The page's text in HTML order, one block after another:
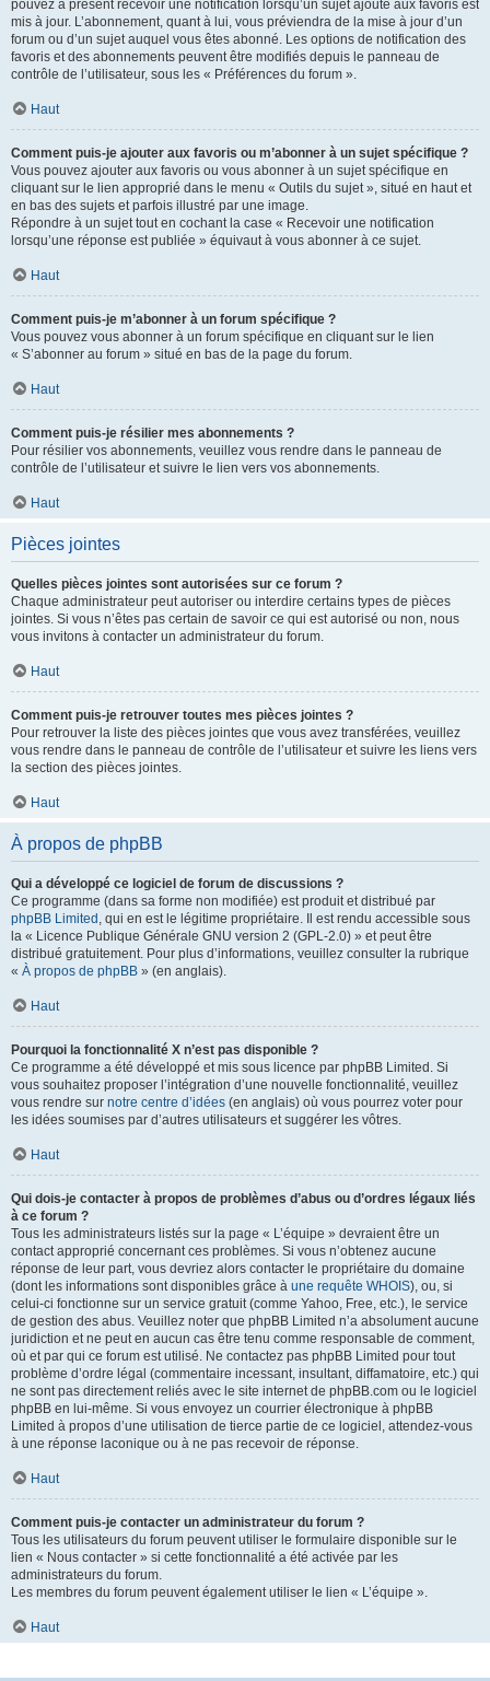
pouvez à présent recevoir une notification lorsqu’un sujet ajouté aux favoris est
mis à jour. L’abonnement, quant à lui, vous préviendra de la mise à jour d’un
forum ou d’un sujet auquel vous êtes abonné. Les options de notification des
favoris et des abonnements peuvent être modifiés depuis le panneau de
contrôle de l’utilisateur, sous les « Préférences du forum ».
Haut
Comment puis-je ajouter aux favoris ou m’abonner à un sujet spécifique ?
Vous pouvez ajouter aux favoris ou vous abonner à un sujet spécifique en
cliquant sur le lien approprié dans le menu « Outils du sujet », situé en haut et
en bas des sujets et parfois illustré par une image.
Répondre à un sujet tout en cochant la case « Recevoir une notification
lorsqu’une réponse est publiée » équivaut à vous abonner à ce sujet.
Haut
Comment puis-je m’abonner à un forum spécifique ?
Vous pouvez vous abonner à un forum spécifique en cliquant sur le lien
« S’abonner au forum » situé en bas de la page du forum.
Haut
Comment puis-je résilier mes abonnements ?
Pour résilier vos abonnements, veuillez vous rendre dans le panneau de
contrôle de l’utilisateur et suivre le lien vers vos abonnements.
Haut
Pièces jointes
Quelles pièces jointes sont autorisées sur ce forum ?
Chaque administrateur peut autoriser ou interdire certains types de pièces
jointes. Si vous n’êtes pas certain de savoir ce qui est autorisé ou non, nous
vous invitons à contacter un administrateur du forum.
Haut
Comment puis-je retrouver toutes mes pièces jointes ?
Pour retrouver la liste des pièces jointes que vous avez transférées, veuillez
vous rendre dans le panneau de contrôle de l’utilisateur et suivre les liens vers
la section des pièces jointes.
Haut
À propos de phpBB
Qui a développé ce logiciel de forum de discussions ?
Ce programme (dans sa forme non modifiée) est produit et distribué par
phpBB Limited , qui en est le légitime propriétaire. Il est rendu accessible sous
la « Licence Publique Générale GNU version 2 (GPL-2.0) » et peut être
distribué gratuitement. Pour plus d’informations, veuillez consulter la rubrique
« À propos de phpBB » (en anglais).
Haut
Pourquoi la fonctionnalité X n’est pas disponible ?
Ce programme a été développé et mis sous licence par phpBB Limited. Si
vous souhaitez proposer l’intégration d’une nouvelle fonctionnalité, veuillez
vous rendre sur notre centre d’idées (en anglais) où vous pourrez voter pour
les idées soumises par d’autres utilisateurs et suggérer les vôtres.
Haut
Qui dois-je contacter à propos de problèmes d’abus ou d’ordres légaux liés
à ce forum ?
Tous les administrateurs listés sur la page « L’équipe » devraient être un
contact approprié concernant ces problèmes. Si vous n’obtenez aucune
réponse de leur part, vous devriez alors contacter le propriétaire du domaine
(dont les informations sont disponibles grâce à une requête WHOIS), ou, si
celui-ci fonctionne sur un service gratuit (comme Yahoo, Free, etc.), le service
de gestion des abus. Veuillez noter que phpBB Limited n’a absolument aucune
juridiction et ne peut en aucun cas être tenu comme responsable de comment,
où et par qui ce forum est utilisé. Ne contactez pas phpBB Limited pour tout
problème d’ordre légal (commentaire incessant, insultant, diffamatoire, etc.) qui
ne sont pas directement reliés avec le site internet de phpBB.com ou le logiciel
phpBB en lui-même. Si vous envoyez un courrier électronique à phpBB
Limited à propos d’une utilisation de tierce partie de ce logiciel, attendez-vous
à une réponse laconique ou à ne pas recevoir de réponse.
Haut
Comment puis-je contacter un administrateur du forum ?
Tous les utilisateurs du forum peuvent utiliser le formulaire disponible sur le
lien « Nous contacter » si cette fonctionnalité a été activée par les
administrateurs du forum.
Les membres du forum peuvent également utiliser le lien « L’équipe ».
Haut